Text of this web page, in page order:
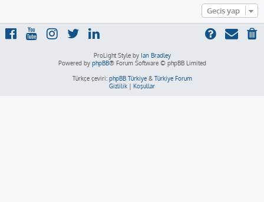
Geçiş yap
ProLight Style by Ian Bradley
Powered by phpBB® Forum Software © phpBB Limited
Türkçe çeviri: phpBB Türkiye& Türkiye Forum
Gizlilik | Koşullar